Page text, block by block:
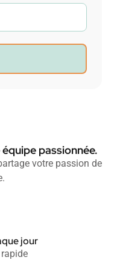
passionnée.
votre passion de
jour